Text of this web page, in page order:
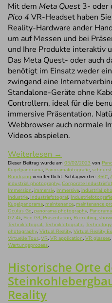
Mit dem Meta Quest 3- oder
Pico 4 VR-Headset haben
Reality-Hardware ander
um auf Messen und bei
und Ihre Produkte interaktiv
Das Meta Quest- oder auch
benötigt im Einsatz weder
zwingend eine
Standalone-Geräte ohne
Controllern, ideal für die
immersive Präsentation.
Webbrowser auch normale
Videos abspielen.
Weiterlesen →
Dieser Beitrag wurde am 05/02/2023 von
Kugelpanorama, Panoramafotografie,
Rundgang veröffentlicht. Schlagwörter: 360°,
industrial photography, Corporate
Immersion, immersiv, immersive, industrial
Industrie, Industriefotograf, Industriefotografie
Kugelpanorama, maintenance, maintenance
Oculus Go, panorama photography,
G2 4k, Pico G3, Präsentation, Recruiting,
Technikfotograf, Technikfotografie, Technology,
photography, Virtual Reality, Virtual Reality
Virtuelle Tour, VR, VR application, VR glasses,
Wartungsprozess.
Historische Orte
Reality